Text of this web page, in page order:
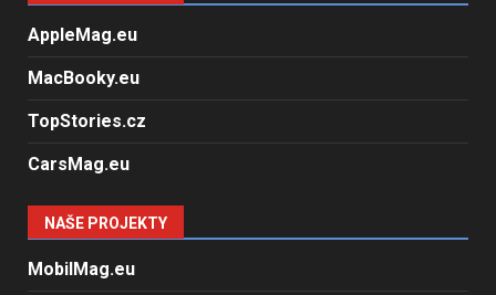
AppleMag.eu
MacBooky.eu
TopStories.cz
CarsMag.eu
NAŠE PROJEKTY
MobilMag.eu